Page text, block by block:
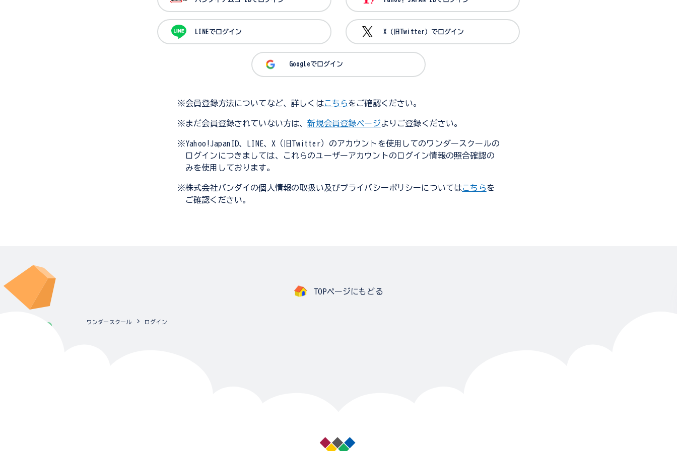
LINEでログイン X（旧Twitter）でログイン
Googleでログイン
※会員登録方法についてなど、詳しくはこちらをご確認ください。
※まだ会員登録されていない方は、新規会員登録ページよりご登録ください。
※Yahoo!JapanID、LINE、X（旧Twitter）のアカウントを使用してのワンダースクールの
ログインにつきましては、これらのユーザーアカウントのログイン情報の照合確認の
みを使用しております。
※株式会社バンダイの個人情報の取扱い及びプライバシーポリシーについてはこちらを
ご確認ください。
TOPページにもどる
ワンダースクール ログイン